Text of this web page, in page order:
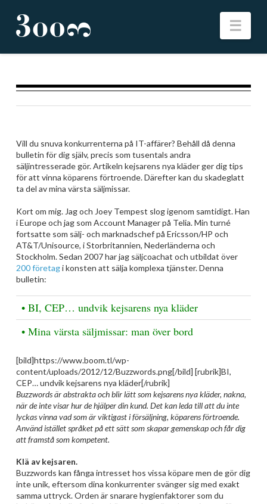
Vill du snuva konkurrenterna på IT-affärer? Behåll då denna
bulletin för dig själv, precis som tusentals andra
säljintresserade gör. Artikeln kejsarens nya kläder ger dig tips
för att vinna köparens förtroende. Därefter kan du skadeglatt
ta del av mina värsta säljmissar.
Kort om mig. Jag och Joey Tempest slog igenom samtidigt. Han
i Europe och jag som Account Manager på Telia. Min turné
fortsatte som sälj- och marknadschef på Ericsson/HP och
AT&T/Unisource, i Storbritannien, Nederländerna och
Stockholm. Sedan 2007 har jag säljcoachat och utbildat över
200 företagi konsten att sälja komplexa tjänster. Denna
bulletin:
• BI, CEP… undvik kejsarens nya kläder
• Mina värsta säljmissar: man över bord
[bild]https://www.boom.tl/wp-
content/uploads/2012/12/Buzzwords.png[/bild] [rubrik]BI,
CEP… undvik kejsarens nya kläder[/rubrik]
Buzzwords är abstrakta och blir lätt som kejsarens nya kläder, nakna,
när de inte visar hur de hjälper din kund. Det kan leda till att du inte
lyckas vinna vad som är viktigast i försäljning, köparens förtroende.
Använd istället språket på ett sätt som skapar gemenskap och får dig
att framstå som kompetent.
Klä av kejsaren.
Buzzwords kan fånga intresset hos vissa köpare men de gör dig
inte unik, eftersom dina konkurrenter svänger sig med exakt
samma uttryck. Orden är snarare hygienfaktorer som du